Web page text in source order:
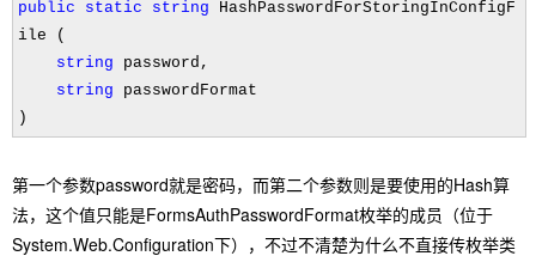
public static string HashPasswordForStoringInConfigF
ile (
string password,
string passwordFormat
)
第一个参数password就是密码，而第二个参数则是要使用的Hash算
法，这个值只能是FormsAuthPasswordFormat枚举的成员（位于
System.Web.Configuration下），不过不清楚为什么不直接传枚举类